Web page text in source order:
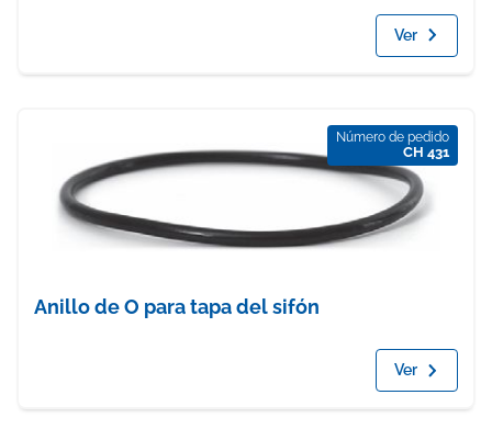
Ver
Número de pedido
CH 431
Anillo de O para tapa del sifón
Ver